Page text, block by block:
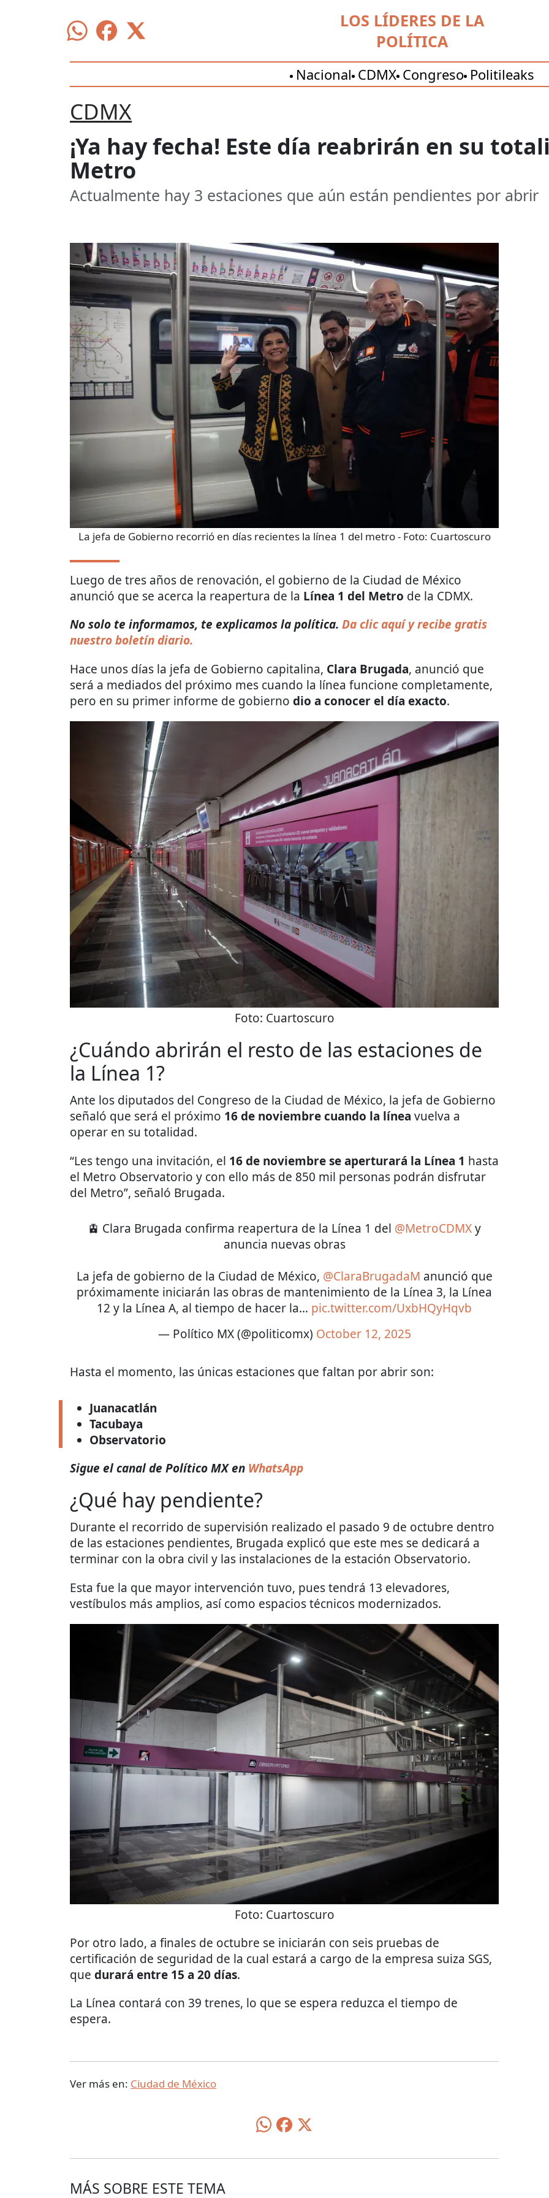
LOS LÍDERES DE LA
POLÍTICA
Nacional CDMX Congreso Politileaks
CDMX
¡Ya hay fecha! Este día reabrirán en su
Metro
Actualmente hay 3 estaciones que aún están pendientes por abrir
La jefa de Gobierno recorrió en días recientes la línea 1 del metro- Foto: Cuartoscuro
Luego de tres años de renovación, el gobierno de la Ciudad de México
anunció que se acerca la reapertura de la Línea 1 del Metro de la CDMX.
No solo te informamos, te explicamos la política. Da clic aquí y recibe gratis
nuestro boletín diario.
Hace unos días la jefa de Gobierno capitalina, Clara Brugada, anunció que
será a mediados del próximo mes cuando la línea funcione completamente,
pero en su primer informe de gobierno dio a conocer el día exacto.
Foto: Cuartoscuro
¿Cuándo abrirán el resto de las estaciones de
la Línea 1?
Ante los diputados del Congreso de la Ciudad de México, la jefa de Gobierno
señaló que será el próximo 16 de noviembre cuando la línea vuelva a
operar en su totalidad.
“Les tengo una invitación, el 16 de noviembre se aperturará la Línea 1 hasta
el Metro Observatorio y con ello más de 850 mil personas podrán disfrutar
del Metro”, señaló Brugada.
🚊 Clara Brugada confirma reapertura de la Línea 1 del @MetroCDMXy
anuncia nuevas obras
La jefa de gobierno de la Ciudad de México, @ClaraBrugadaM anunció que
próximamente iniciarán las obras de mantenimiento de la Línea 3, la Línea
12 y la Línea A, al tiempo de hacer la… pic.twitter.com/UxbHQyHqvb
— Político MX (@politicomx) October 12, 2025
Hasta el momento, las únicas estaciones que faltan por abrir son:
Juanacatlán
Tacubaya
Observatorio
Sigue el canal de Político MX en WhatsApp
¿Qué hay pendiente?
Durante el recorrido de supervisión realizado el pasado 9 de octubre dentro
de las estaciones pendientes, Brugada explicó que este mes se dedicará a
terminar con la obra civil y las instalaciones de la estación Observatorio.
Esta fue la que mayor intervención tuvo, pues tendrá 13 elevadores,
vestíbulos más amplios, así como espacios técnicos modernizados.
Foto: Cuartoscuro
Por otro lado, a finales de octubre se iniciarán con seis pruebas de
certificación de seguridad de la cual estará a cargo de la empresa suiza SGS,
que durará entre 15 a 20 días.
La Línea contará con 39 trenes, lo que se espera reduzca el tiempo de
espera.
Ver más en: Ciudad de México
MÁS SOBRE ESTE TEMA